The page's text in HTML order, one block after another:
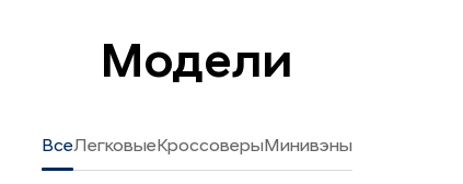
Модели
ВсеЛегковыеКроссоверыМинивэны